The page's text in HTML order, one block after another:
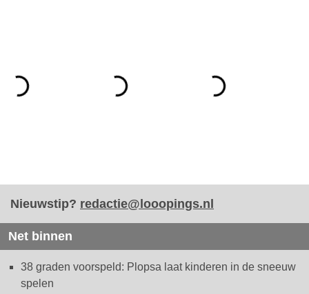
Nieuwstip? redactie@looopings.nl
Net binnen
38 graden voorspeld: Plopsa laat kinderen in de sneeuw
spelen